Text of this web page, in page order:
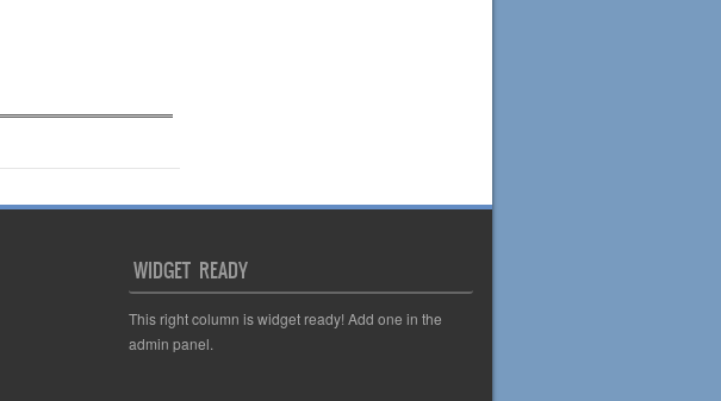
WIDGET READY
This right column is widget ready! Add one in the
admin panel.